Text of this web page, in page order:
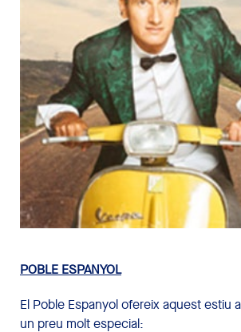
POBLE ESPANYOL
El Poble Espanyol ofereix aquest estiu
un preu molt especial: